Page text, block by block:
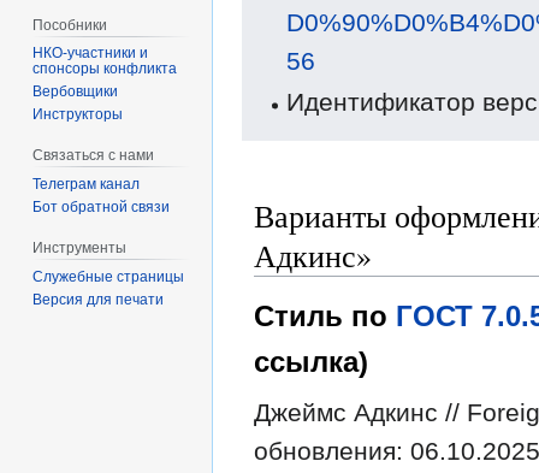
56
Идентификатор
Варианты
Адкинс»
Стиль по ГОСТ
ссылка)
Джеймс Адкинс //
обновления:
Пособники
спонсоры конфликта
‏‎Вербовщики
Инструкторы
Связаться с нами
Телеграм канал
Бот обратной связи
Инструменты
Служебные страницы
Версия для печати